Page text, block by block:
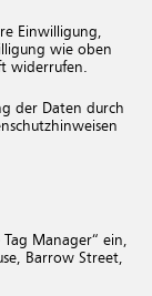
Einwilligung,
wie oben
widerrufen.
der Daten durch
Manager“ ein,
Barrow Street,